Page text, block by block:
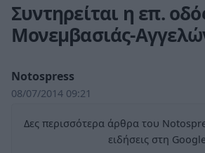
Συντηρείται η επ.
Μονεμβασιάς-
Notospress
08/07/2014 09:21
Δες περισσότερα άρθρα του
ειδήσεις στη Google